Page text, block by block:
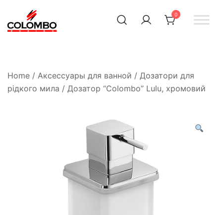
0
Home / Аксессуары для ванной / Дозатори для
рідкого мила / Дозатор “Colombo” Lulu, хромовий